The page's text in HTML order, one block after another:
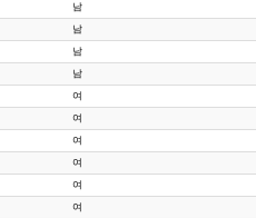
남
남
남
남
여
여
여
여
여
여